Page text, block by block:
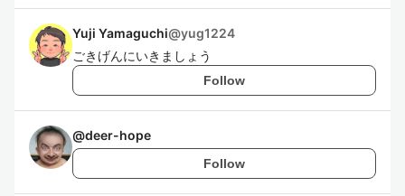
Yuji Yamaguchi@yug1224
ごきげんにいきましょう
Follow
@deer-hope
Follow